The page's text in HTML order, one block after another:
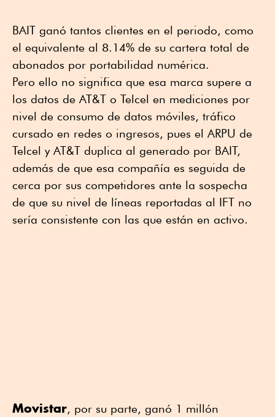
BAIT ganó tantos clientes en el periodo, como
el equivalente al 8.14% de su cartera total de
abonados por portabilidad numérica.
Pero ello no significa que esa marca supere a
los datos de AT&T o Telcel en mediciones por
nivel de consumo de datos móviles, tráfico
cursado en redes o ingresos, pues el ARPU de
Telcel y AT&T duplica al generado por BAIT,
además de que esa compañía es seguida de
cerca por sus competidores ante la sospecha
de que su nivel de líneas reportadas al IFT no
sería consistente con las que están en activo.
Movistar, por su parte, ganó 1 millón